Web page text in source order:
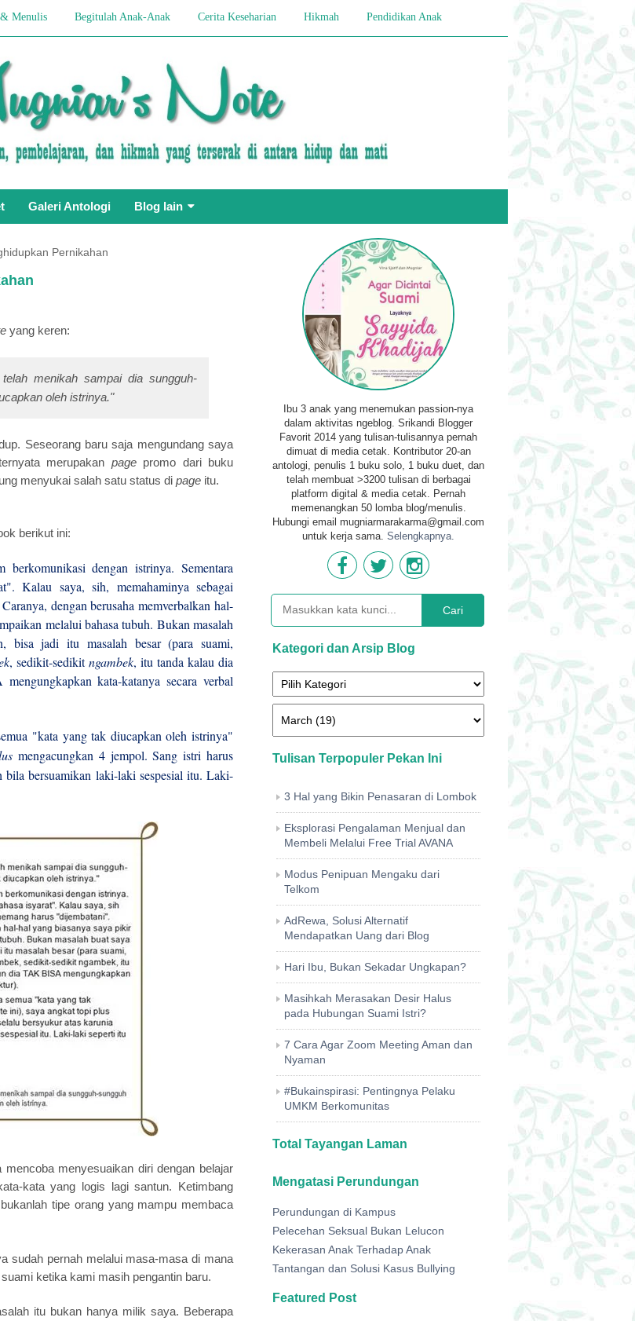
Menulis Begitulah Anak-Anak Cerita Keseharian Hikmah Pendidikan Anak
Galeri Antologi Blog lain
Pernikahan
yang keren:
menikah sampai dia sungguh-
oleh istrinya."
Seseorang baru saja mengundang saya
merupakan page promo dari buku
menyukai salah satu status di page itu.
berikut ini:
dengan istrinya. Sementara
Kalau saya, sih, memahaminya sebagai
dengan berusaha memverbalkan hal-
melalui bahasa tubuh. Bukan masalah
bisa jadi itu masalah besar (para suami,
, sedikit-sedikitngambek, itu tanda kalau dia
kata-katanya secara verbal
"kata yang tak diucapkan oleh istrinya"
mengacungkan 4 jempol. Sang istri harus
bersuamikan laki-laki sespesial itu. Laki-
menyesuaikan diri dengan belajar
kata yang logis lagi santun. Ketimbang
tipe orang yang mampu membaca
sudah pernah melalui masa-masa di mana
ketika kami masih pengantin baru.
itu bukan hanya milik saya. Beberapa
Ibu 3 anak yang menemukan passion-nya
dalam aktivitas ngeblog. Srikandi Blogger
Favorit 2014 yang tulisan-tulisannya pernah
dimuat di media cetak. Kontributor 20-an
antologi, penulis 1 buku solo, 1 buku duet, dan
telah membuat >3200 tulisan di berbagai
platform digital & media cetak. Pernah
memenangkan 50 lomba blog/menulis.
Hubungi email mugniarmarakarma@gmail.com
untuk kerja sama. Selengkapnya.
Cari
Kategori dan Arsip Blog
Tulisan Terpopuler Pekan Ini
3 Hal yang Bikin Penasaran di Lombok
Eksplorasi Pengalaman Menjual dan
Membeli Melalui Free Trial AVANA
Modus Penipuan Mengaku dari
Telkom
AdRewa, Solusi Alternatif
Mendapatkan Uang dari Blog
Hari Ibu, Bukan Sekadar Ungkapan?
Masihkah Merasakan Desir Halus
pada Hubungan Suami Istri?
7 Cara Agar Zoom Meeting Aman dan
Nyaman
#Bukainspirasi: Pentingnya Pelaku
UMKM Berkomunitas
Total Tayangan Laman
Mengatasi Perundungan
Perundungan di Kampus
Pelecehan Seksual Bukan Lelucon
Kekerasan Anak Terhadap Anak
Tantangan dan Solusi Kasus Bullying
Featured Post